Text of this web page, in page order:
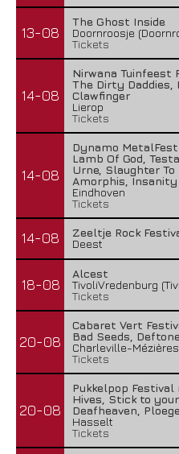
13-08
The Ghost Inside
Doornroosje
Tickets
14-08
Nirwana Tuinfeest
The Dirty Daddies,
Clawfinger
Lierop
Tickets
14-08
Dynamo
Lamb Of God,
Urne, Slaughter To
Amorphis,
Eindhoven
Tickets
14-08
Zeeltje Rock
Deest
18-08
Alcest
TivoliVredenburg
Tickets
20-08
Cabaret Vert
Bad Seeds,
Charleville-Mézières
Tickets
20-08
Pukkelpop
Hives, Stick to
Deafheaven,
Hasselt
Tickets